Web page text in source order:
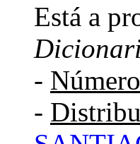
Está a
-
-